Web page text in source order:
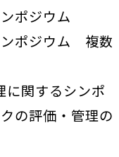
ポジウム
ンポジウム 複数
に関するシンポ
の評価・管理の